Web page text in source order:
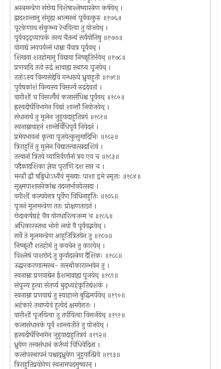
अस्त्रमन्त्रेण संछेद्य विशेषाश्लेष्यास्त्रेण कर्षयेथ् ।
द्वादशान्तात्तु संगृह्य आत्मस्थं पूर्ववत्कुरु ॥१७६॥
पूरकेणाथ संकुम्भ्य रेचयित्वा तु योजयेथ् ।
पूर्ववद्द्व्यापकं तस्य चैतन्यं सर्वयोनिषु ॥१७७॥
योगाद्यं लयपर्यन्तं धाम्ना चैवात्र पूर्ववथ् ।
शिखया शतहोमात्तु विद्याया निष्कृतिर्भवेथ् ॥१७८॥
प्रणवादि ततो रुद्रं आवाह्य स्थाप्य पूजयेथ् ।
ततोऽस्य विन्यसेद्देवि गन्धरूपे ध्रुवाहुती ॥१७९॥
पुर्यषकांशं विन्यस्य विसर्ज्य रुद्रदेवतां ।
वागीशीं च विसर्ज्यैवं कलासंधिश्च पूर्ववथ् ॥१८०॥
ह्रस्वदीर्घविभागेन विद्यां शान्तौ नियोजयेथ् ।
संधानार्थं तु मूलेन जुहुयादाहुतित्रयं ॥१८१॥
स्वनाम्नावाहनं शान्तेर्विधिपूर्वं निवेदनं ।
प्रमेयभावनां कृत्वा पूजयेत्कुसुमादिभिः ॥१८२॥
त्रिराहुतिं तु मूलेन विद्यातत्त्वात्सदाशिवं ।
तत्त्वानां त्रितये व्याप्तिर्वर्णानां त्रय एव च ॥१८३॥
पदैकादशिका ज्ञेया पुराणि दश सप्त च ।
मन्त्रौ द्वौ षड्विधोऽध्वैवं मुख्याः पाशा इमे स्मृताः ॥१८४॥
सूक्ष्मपाशाननेकांश्च तदन्तर्भावयेत्सदा ।
वगीशीं कल्पयेत्तत्र पूर्वेण विधिनाहुतिः ॥१८५॥
पूजनं मूलमन्त्रेण ततः प्रोक्षणताडनं ।
छेदाकर्षग्रहं चैव योगधारित्वजन्म च ॥१८६॥
अधिकारस्तथा भोगो लयो वै पूर्ववद्भवेथ् ।
सर्वे ते मूलमन्त्रेण आहुतित्रितयेन तु ॥१८७॥
निष्कृतौ शतहोमं तु कवचेन तु कारयेथ् ।
विश्लेषं पाशछेदं तु कुर्यादस्त्रेण दैशिकः ॥१८८॥
उद्धारकरणात्मस्थ- तत्स्थीकारान्भवेन तु ।
स्वनाम्ना प्रणवाद्येन ईशमावाह्य पूजयेथ् ॥१८९॥
संपूज्य हुत्वा संतर्प्य बुद्ध्यहंकृतिद्यंशकं ।
स्वनाम्ना प्रणवाद्यं तु स्वाहान्ते बुद्धिमर्पयेथ् ॥१९०॥
अहंकारं तथाप्येवं हुत्वेदं क्षमयेत्ततः ।
वागीशीं पूजयित्वा तु तर्पयित्वा विसर्जयेथ् ॥१९१॥
कलासंधानकं पूर्वं शान्त्यतीते तु योजयेथ् ।
ह्रस्वदीर्घविभागेन जुहुयादाहुतित्रयं ॥१९२॥
ध्रुवेण तत्त्वसंधानं कर्तव्यं विधिवेदिना ।
कलोपस्थापनं पश्चाद्ध्रुवेण जुहुयात्प्रिये ॥१९३॥
त्रिराहुतिप्रयोगेण स्वनामपदमुच्चरन् ।